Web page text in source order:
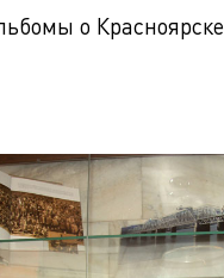
о Красноярске